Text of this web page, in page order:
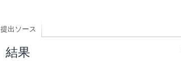
提出ソース
結果